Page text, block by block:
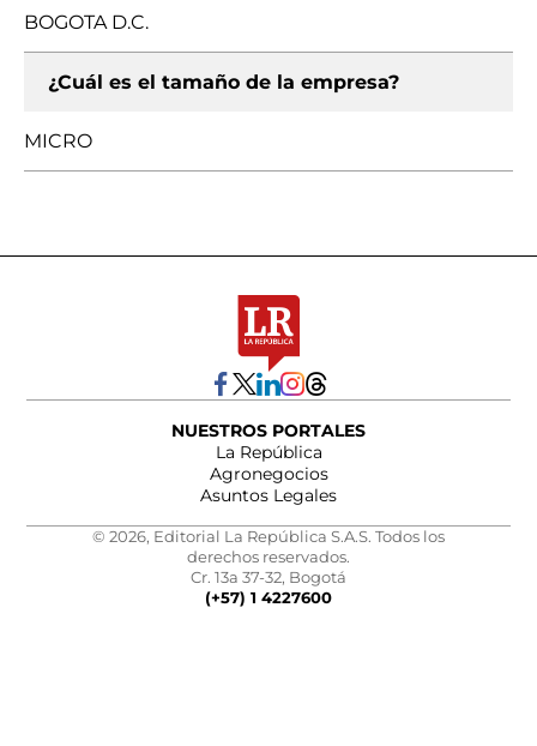
BOGOTA D.C.
¿Cuál es el tamaño de la empresa?
MICRO
NUESTROS PORTALES
La República
Agronegocios
Asuntos Legales
© 2026, Editorial La República S.A.S. Todos los
derechos reservados.
Cr. 13a 37-32, Bogotá
(+57) 1 4227600